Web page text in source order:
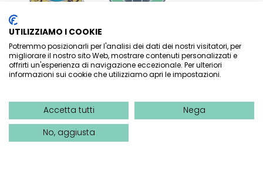
Vespa Club Riviera dei Fiori – SEDE LEGALE:
c/o Studio Di Rocco associati
UTILIZZIAMO I COOKIE
Potremmo posizionarli per l'analisi dei dati dei nostri visitatori, per
migliorare il nostro sito Web, mostrare contenuti personalizzati e
offrirti un'esperienza di navigazione eccezionale. Per ulteriori
informazioni sui cookie che utilizziamo apri le impostazioni.
Accetta tutti
Nega
No, aggiusta